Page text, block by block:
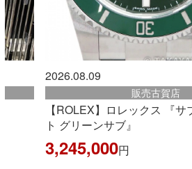
2026.08.09
販売古賀店
【ROLEX】ロレックス 『サ
ト グリーンサブ』
3,245,000円